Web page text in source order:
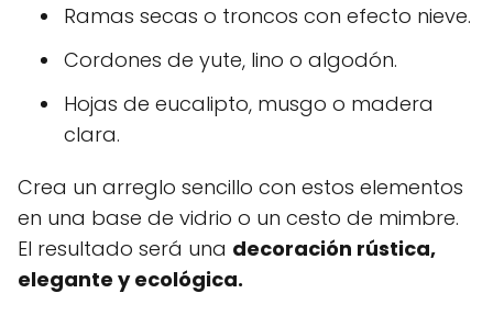
Ramas secas o troncos con efecto nieve.
Cordones de yute, lino o algodón.
Hojas de eucalipto, musgo o madera
clara.
Crea un arreglo sencillo con estos elementos
en una base de vidrio o un cesto de mimbre.
El resultado será una decoración rústica,
elegante y ecológica.